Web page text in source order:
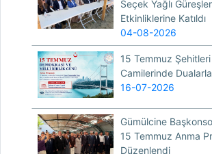
Seçek Yağlı
Etkinliklerine Katıldı
04-08-2026
15 Temmuz
Camilerinde
16-07-2026
Gümülcine
15 Temmuz Anma
Düzenlendi